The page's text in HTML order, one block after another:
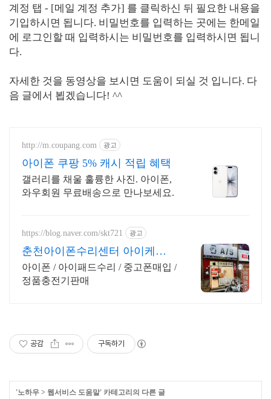
계정 탭 - [메일 계정 추가] 를 클릭하신 뒤 필요한 내용을
기입하시면 됩니다. 비밀번호를 입력하는 곳에는 한메일
에 로그인할 때 입력하시는 비밀번호를 입력하시면 됩니
다.
자세한 것을 동영상을 보시면 도움이 되실 것 입니다. 다
음 글에서 뵙겠습니다! ^^
http://m.coupang.com 광고
아이폰 쿠팡 5% 캐시 적립 혜택
갤러리를 채울 훌륭한 사진. 아이폰,
와우회원 무료배송으로 만나보세요.
https://blog.naver.com/skt721 광고
춘천아이폰수리센터 아이케어
샵 정품 악세사리 판매
아이폰 / 아이패드수리 / 중고폰매입 /
정품충전기판매
공감 구독하기
'노하우 > 웹서비스 도움말' 카테고리의 다른 글